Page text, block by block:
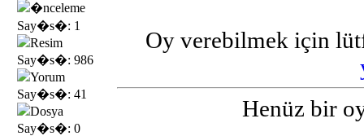
�nceleme
Say�s�: 1
Resim
Say�s�: 986
Yorum
Say�s�: 41
Dosya
Say�s�: 0
Oy verebilmek için
Henüz bir